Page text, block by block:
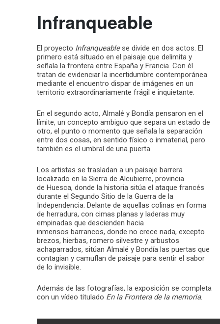
Infranqueable
El proyecto Infranqueablese divide en dos actos. El
primero está situado en el paisaje que delimita y
señala la frontera entre España y Francia. Con él
tratan de evidenciar la incertidumbre contemporánea
mediante el encuentro dispar de imágenes en un
territorio extraordinariamente frágil e inquietante.
En el segundo acto, Almalé y Bondía pensaron en el
límite, un concepto ambiguo que separa un estado de
otro, el punto o momento que señala la separación
entre dos cosas, en sentido físico o inmaterial, pero
también es el umbral de una puerta.
Los artistas se trasladan a un paisaje barrera
localizado en la Sierra de Alcubierre, provincia
de Huesca, donde la historia sitúa el ataque francés
durante el Segundo Sitio de la Guerra de la
Independencia. Delante de aquellas colinas en forma
de herradura, con cimas planas y laderas muy
empinadas que descienden hacia
inmensos barrancos, donde no crece nada, excepto
brezos, hierbas, romero silvestre y arbustos
achaparrados, sitúan Almalé y Bondía las puertas que
contagian y camuflan de paisaje para sentir el sabor
de lo invisible.
Además de las fotografías, la exposición se completa
con un vídeo titulado En la Frontera de la memoria.